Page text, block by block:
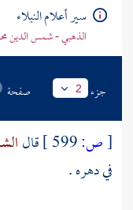
سير أعلام النبلاء
الذهبي - شمس الدين
جزء 2 صفحة
[ص: قال
في دهره .